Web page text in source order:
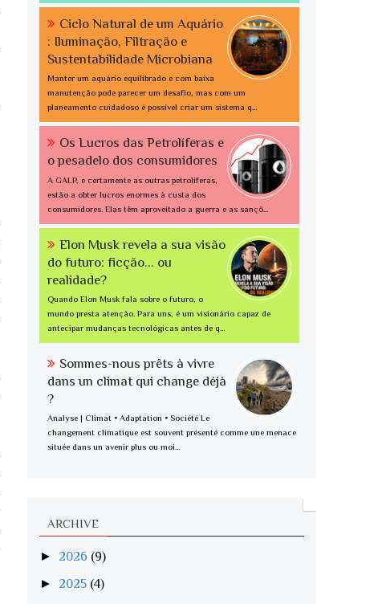
Ciclo Natural de um Aquário
: Iluminação, Filtração e
Sustentabilidade Microbiana
Manter um aquário equilibrado e com baixa
manutenção pode parecer um desafio, mas com um
planeamento cuidadoso é possível criar um sistema q...
Os Lucros das Petrolíferas e
o pesadelo dos consumidores
A GALP, e certamente as outras petrolíferas,
estão a obter lucros enormes à custa dos
consumidores. Elas têm aproveitado a guerra e as sançõ...
Elon Musk revela a sua visão
do futuro: ficção... ou
realidade?
Quando Elon Musk fala sobre o futuro, o
mundo presta atenção. Para uns, é um visionário capaz de
antecipar mudanças tecnológicas antes de q...
Sommes-nous prêts à vivre
dans un climat qui change déjà
?
Analyse | Climat • Adaptation • Société Le
changement climatique est souvent présenté comme une menace
située dans un avenir plus ou moi...
ARCHIVE
► 2026 (9)
► 2025 (4)